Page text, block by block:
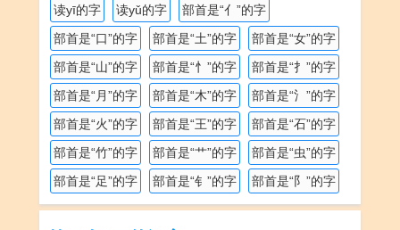
读yī的字
读yǔ的字
部首是“亻”的字
部首是“口”的字
部首是“土”的字
部首是“女”的字
部首是“山”的字
部首是“忄”的字
部首是“扌”的字
部首是“月”的字
部首是“木”的字
部首是“氵”的字
部首是“火”的字
部首是“王”的字
部首是“石”的字
部首是“竹”的字
部首是“艹”的字
部首是“虫”的字
部首是“足”的字
部首是“钅”的字 部首是“阝”的字